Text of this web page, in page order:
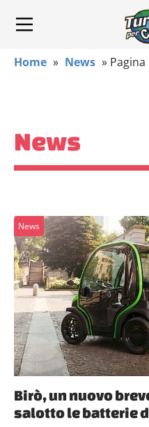
Home » News » Pagina
News
News
Birò, un nuovo
salotto le batterie